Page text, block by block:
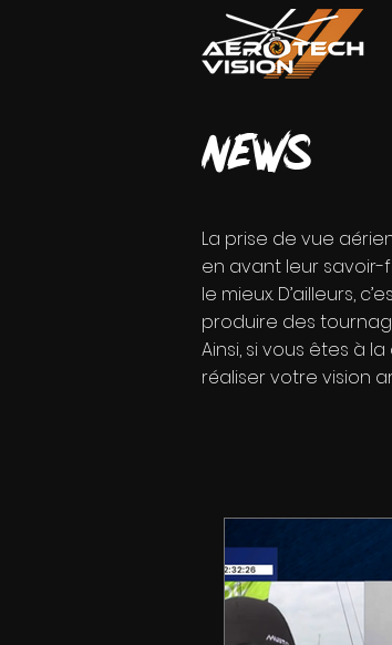
news
La prise de vue
en avant leur savoir-
le mieux. D’ailleurs,
produire des
Ainsi, si vous êtes à
réaliser votre vision